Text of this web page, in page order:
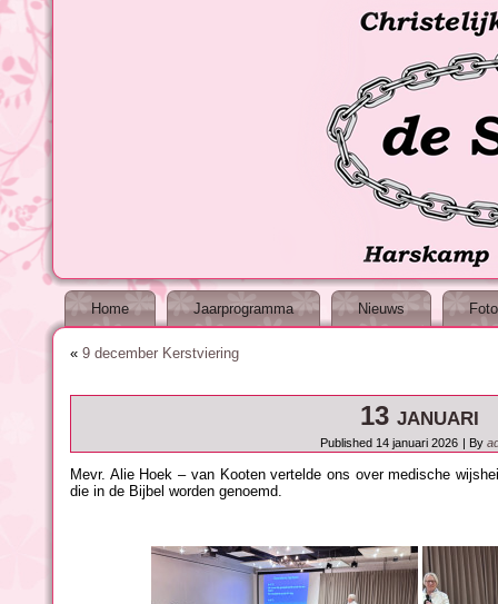
Home Jaarprogramma Nieuws
« 9 december Kerstviering
13 januari
Published 14 januari 2026 | By
Mevr. Alie Hoek – van Kooten vertelde ons over medische
die in de Bijbel worden genoemd.